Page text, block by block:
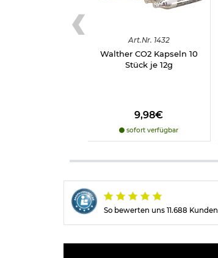
Art.Nr. 1432
Walther CO2 Kapseln 10
Stück je 12g
9,98€
sofort verfügbar
So bewerten uns 11.688 Kunden